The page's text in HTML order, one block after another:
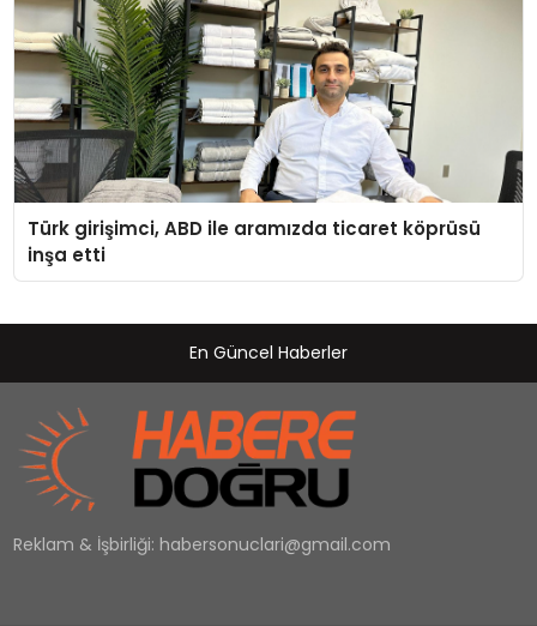
Türk girişimci, ABD ile aramızda ticaret köprüsü
inşa etti
En Güncel Haberler
Reklam & İşbirliği: habersonuclari@gmail.com